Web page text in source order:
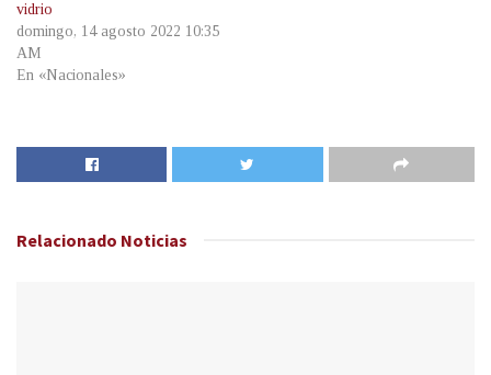
vidrio
domingo, 14 agosto 2022 10:35
AM
En «Nacionales»
Relacionado Noticias